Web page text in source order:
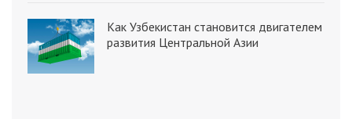
Как Узбекистан становится двигателем
развития Центральной Азии